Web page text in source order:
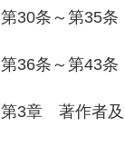
第30条～第35条
第36条～第43条
第3章 著作者及